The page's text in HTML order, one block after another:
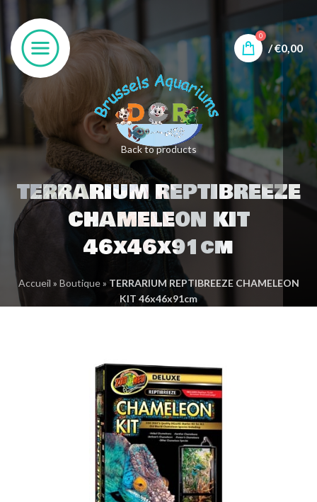
0
/€0,00
Back to products
TERRARIUM REPTIBREEZE
CHAMELEON KIT
46x46x91cm
Accueil » Boutique» TERRARIUM REPTIBREEZE CHAMELEON
KIT 46x46x91cm